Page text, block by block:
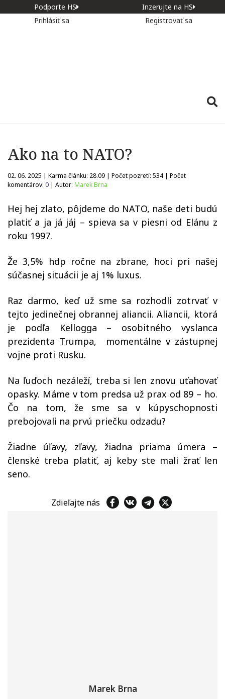
Podporte HS
Inzerujte na HS
Prihlásiť sa
Registrovať sa
Ako na to NATO?
02. 06. 2025 | Karma článku: 28.09 | Počet pozretí: 534 | Počet
komentárov: 0 | Autor: Marek Brna
Hej hej zlato, pôjdeme do NATO, naše deti budú
platiť a ja já jáj – spieva sa v piesni od Elánu z
roku 1997.
Že 3,5% hdp ročne na zbrane, hoci pri našej
súčasnej situácii je aj 1% luxus.
Raz darmo, keď už sme sa rozhodli zotrvať v
tejto jedinečnej obrannej aliancii. Aliancii, ktorá
je podľa Kellogga – osobitného vyslanca
prezidenta Trumpa, momentálne v zástupnej
vojne proti Rusku.
Na ľuďoch nezáleží, treba si len znovu uťahovať
opasky. Máme v tom predsa už prax od 89 – ho.
Čo na tom, že sme sa v kúpyschopnosti
prebojovali na prvú priečku odzadu?
Žiadne úľavy, zľavy, žiadna priama úmera –
členské treba platiť, aj keby ste mali žrať len
seno.
Zdieľajte nás
Marek Brna